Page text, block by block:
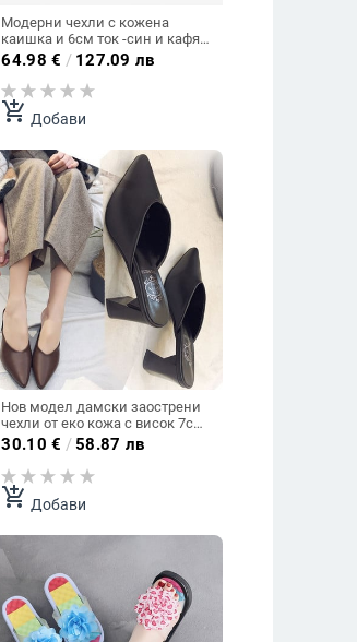
Модерни чехли с кожена
каишка и 6см ток -син и кафяв
цвят
64.98 € / 127.09 лв
add_shopping_cart Добави
Нов модел дамски заострени
чехли от еко кожа с висок 7см
ток
30.10 € /58.87 лв
add_shopping_cart Добави